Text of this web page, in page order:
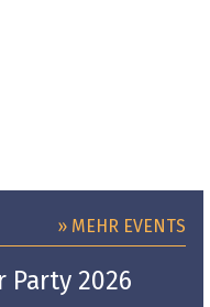
» MEHR EVENTS
Party 2026